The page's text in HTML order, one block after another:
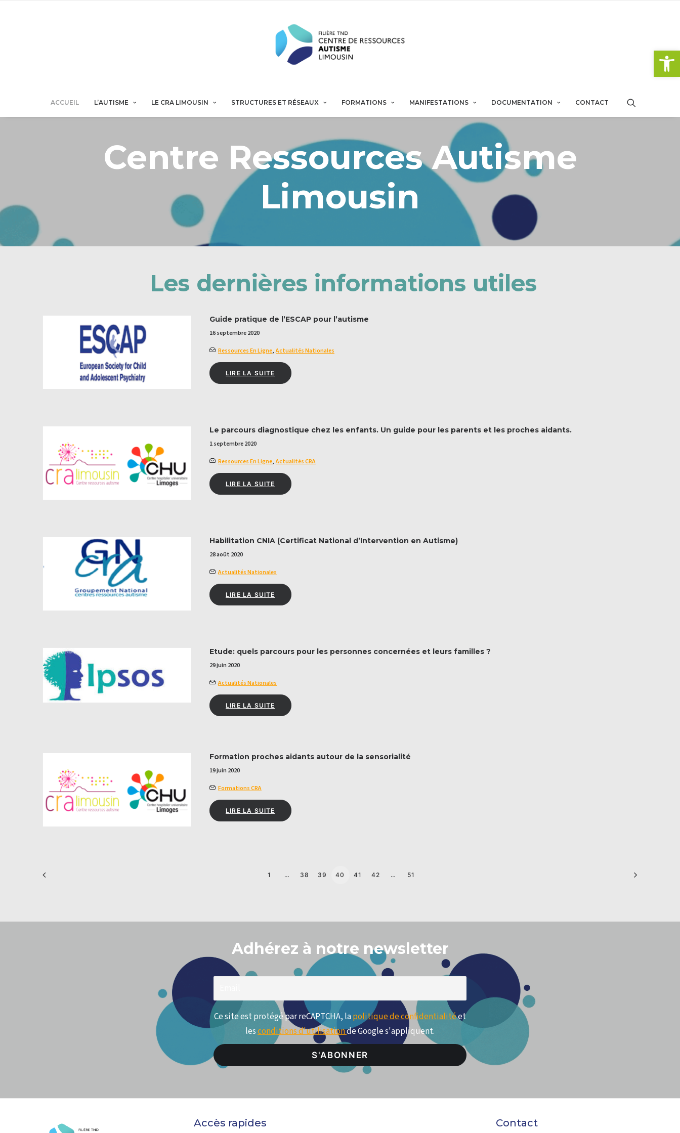
Ouvrir
ACCUEIL L’AUTISME LE CRA LIMOUSIN STRUCTURES ET RÉSEAUX FORMATIONS MANIFESTATIONS DOCUMENTATION CONTACT
Centre Ressources Autisme
Limousin
Les dernières informations utiles
Guide pratique de l’ESCAP pour l’autisme
16 septembre 2020
Ressources En Ligne, Actualités Nationales
LIRE LA SUITE
Le parcours diagnostique chez les enfants. Un guide pour les parents et les proches aidants.
1 septembre 2020
Ressources En Ligne, Actualités CRA
LIRE LA SUITE
Habilitation CNIA (Certificat National d’Intervention en Autisme)
28 août 2020
Actualités Nationales
LIRE LA SUITE
Etude: quels parcours pour les personnes concernées et leurs familles ?
29 juin 2020
Actualités Nationales
LIRE LA SUITE
Formation proches aidants autour de la sensorialité
19 juin 2020
Formations CRA
LIRE LA SUITE
1 … 38 39 40 41 42 … 51
Adhérez à notre newsletter
Ce site est protégé par reCAPTCHA, lapolitique de confidentialitéet
lesconditions d'utilisationde Google s'appliquent.
Accès rapides Contact